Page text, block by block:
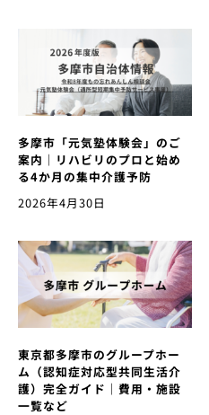
多摩市「元気塾体験会」のご
案内｜リハビリのプロと始め
る4か月の集中介護予防
2026年4月30日
東京都多摩市のグループホー
ム（認知症対応型共同生活介
護）完全ガイド｜費用・施設
一覧など